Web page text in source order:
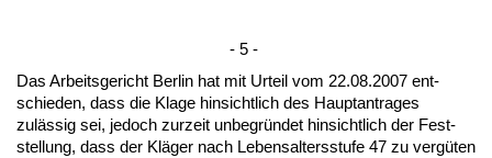
- 5 -
Das Ar­beits­ge­richt Ber­lin hat mit Ur­teil vom 22.08.2007 ent­
schie­den, dass die Kla­ge hin­sicht­lich des Haupt­an­tra­ges
zulässig sei, je­doch zur­zeit un­be­gründet hin­sicht­lich der Fest­
stel­lung, dass der Kläger nach Le­bens­al­ters­stu­fe 47 zu vergüten